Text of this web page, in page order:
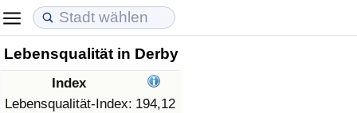
Lebensqualität in Derby
Index
Lebensqualität-Index: 194,12
Lebenshaltungskosten
Lebenshaltungskosten-Index (aktuell)
Immobilienpreise
Immobilienpreis-Index (aktuell)
Lebensqualität
Lebensqualität-Index